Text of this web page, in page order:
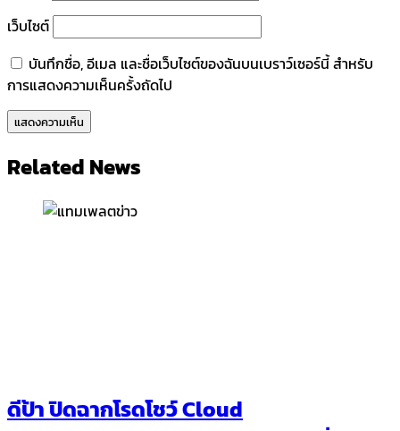
เว็บไซต์
บันทึกชื่อ, อีเมล และชื่อเว็บไซต์ของฉันบนเบราว์เซอร์นี้ สำหรับ
การแสดงความเห็นครั้งถัดไป
Related News
ดีป้า ปิดฉากโรดโชว์ Cloud